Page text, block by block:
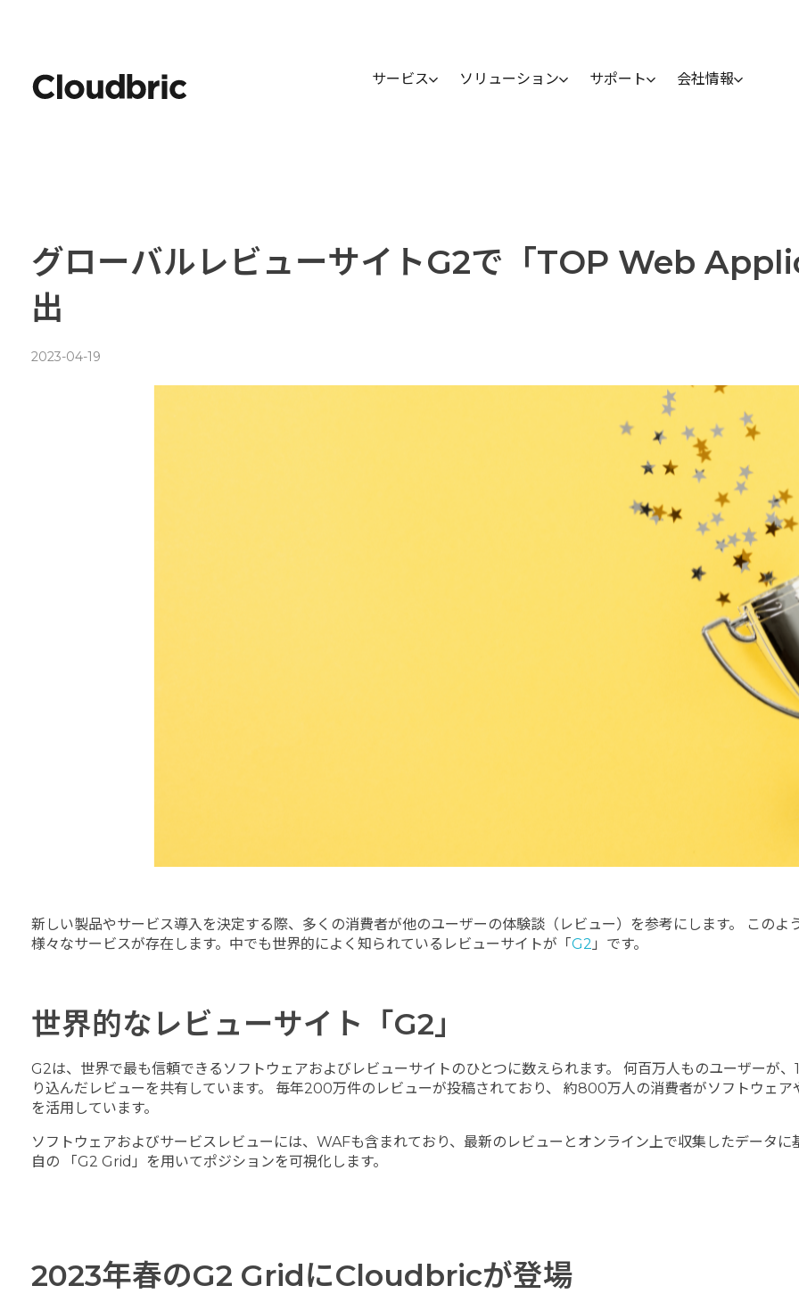
サービス ソリューション サポート 会社情報
グローバルレビューサイトG2で「TOP Web
出
2023-04-19
新しい製品やサービス導入を決定する際、多くの消費者が他のユーザーの体験談（レビュー）を参考にします。 この
様々なサービスが存在します。中でも世界的によく知られているレビューサイトが「G2 」です。
世界的なレビューサイト「G2」
G2は、世界で最も信頼できるソフトウェアおよびレビューサイトのひとつに数えられます。 何百万人ものユーザーが
り込んだレビューを共有しています。 毎年200万件のレビューが投稿されており、 約800万人の消費者がソフトウェ
を活用しています。
ソフトウェアおよびサービスレビューには、WAFも含まれており、最新のレビューとオンライン上で収集したデータ
自の 「G2 Grid」を用いてポジションを可視化します。
2023年春のG2 GridにCloudbricが登場